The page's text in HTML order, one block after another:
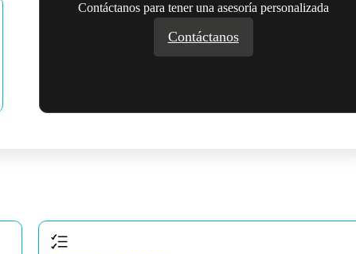
Contáctanos para tener una asesoría personalizada
Contáctanos